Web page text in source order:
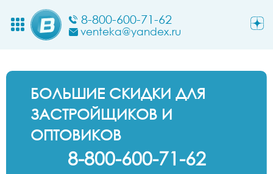
8-800-600-71-62
venteka@yandex.ru
БОЛЬШИЕ СКИДКИ ДЛЯ
ЗАСТРОЙЩИКОВ И
ОПТОВИКОВ
8-800-600-71-62